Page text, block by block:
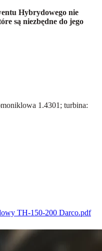
Hybrydowego nie
są niezbędne do jego
1.4301; turbina:
TH-150-200 Darco.pdf